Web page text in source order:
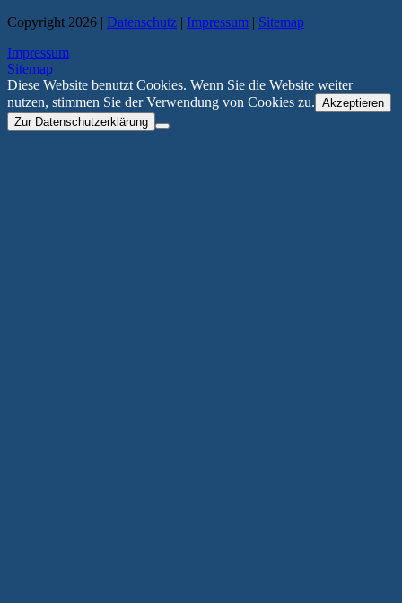
Copyright 2026 | Datenschutz | Impressum | Sitemap
Impressum
Sitemap
Diese Website benutzt Cookies. Wenn Sie die Website weiter
nutzen, stimmen Sie der Verwendung von Cookies zu. Akzeptieren
Zur Datenschutzerklärung